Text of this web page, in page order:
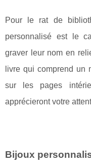
Pour le rat de
personnalisé est le
graver leur nom en
livre qui comprend un
sur les pages
apprécieront votre
Bijoux